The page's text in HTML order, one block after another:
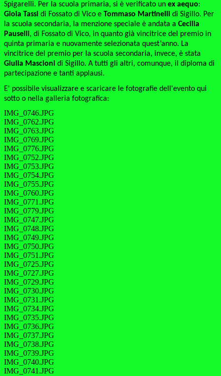
Spigarelli. Per la scuola primaria, si è verificato un ex aequo:
Gioia Tassi di Fossato di Vico e Tommaso Martinelli di Sigillo. Per
la scuola secondaria, la menzione speciale è andata a Cecilia
Pauselli, di Fossato di Vico, in quanto già vincitrice del premio in
quinta primaria e nuovamente selezionata quest’anno. La
vincitrice del premio per la scuola secondaria, invece, è stata
Giulia Mascioni di Sigillo. A tutti gli altri, comunque, il diploma di
partecipazione e tanti applausi.
E' possibile visualizzare e scaricare le fotografie dell'evento qui
sotto o nella galleria fotografica:
IMG_0746.JPG
IMG_0762.JPG
IMG_0763.JPG
IMG_0769.JPG
IMG_0776.JPG
IMG_0752.JPG
IMG_0753.JPG
IMG_0754.JPG
IMG_0755.JPG
IMG_0760.JPG
IMG_0771.JPG
IMG_0779.JPG
IMG_0747.JPG
IMG_0748.JPG
IMG_0749.JPG
IMG_0750.JPG
IMG_0751.JPG
IMG_0725.JPG
IMG_0727.JPG
IMG_0729.JPG
IMG_0730.JPG
IMG_0731.JPG
IMG_0734.JPG
IMG_0735.JPG
IMG_0736.JPG
IMG_0737.JPG
IMG_0738.JPG
IMG_0739.JPG
IMG_0740.JPG
IMG_0741.JPG